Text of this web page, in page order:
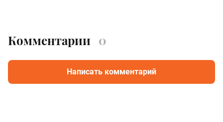
Комментарии 0
Написать комментарий